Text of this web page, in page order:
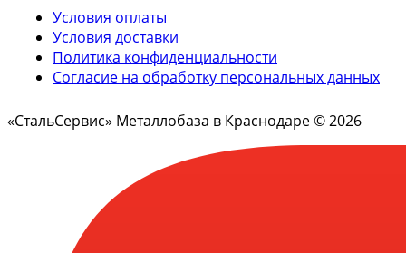
Условия оплаты
Условия доставки
Политика конфиденциальности
Согласие на обработку персональных данных
«СтальСервис» Металлобаза в Краснодаре © 2026